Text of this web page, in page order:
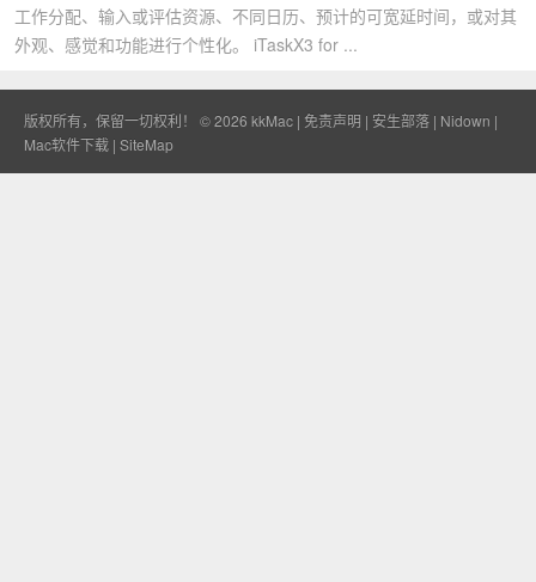
工作分配、输入或评估资源、不同日历、预计的可宽延时间，或对其
外观、感觉和功能进行个性化。 iTaskX3 for ...
版权所有，保留一切权利！ © 2026 kkMac | 免责声明 | 安生部落 | Nidown |
Mac软件下载 | SiteMap